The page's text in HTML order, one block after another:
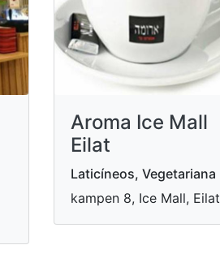
Aroma Ice Mall
Eilat
Laticíneos, Vegetariana
kampen 8, Ice Mall, Eilat